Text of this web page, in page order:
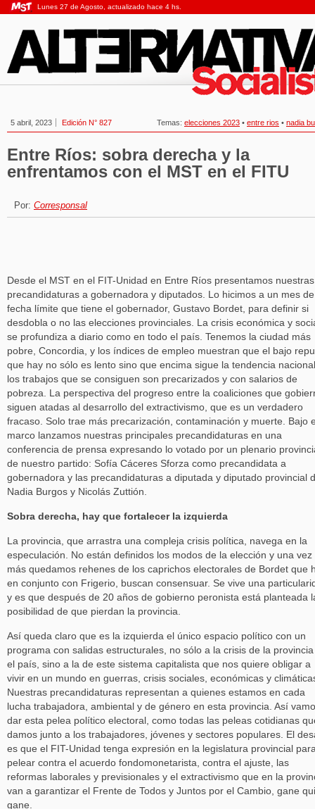
Lunes 27 de Agosto, actualizado hace 4 hs.
5 abril, 2023 Edición N° 827 Temas: elecciones 2023 • entre rios • nadia
Entre Ríos: sobra derecha y la
enfrentamos con el MST en el FITU
Por: Corresponsal
Desde el MST en el FIT-Unidad en Entre Ríos presentamos nuestras
precandidaturas a gobernadora y diputados. Lo hicimos a un mes
fecha límite que tiene el gobernador, Gustavo Bordet, para definir si
desdobla o no las elecciones provinciales. La crisis económica y
se profundiza a diario como en todo el país. Tenemos la ciudad más
pobre, Concordia, y los índices de empleo muestran que el bajo
que hay no sólo es lento sino que encima sigue la tendencia
los trabajos que se consiguen son precarizados y con salarios de
pobreza. La perspectiva del progreso entre la coaliciones que
siguen atadas al desarrollo del extractivismo, que es un verdadero
fracaso. Solo trae más precarización, contaminación y muerte. Bajo
marco lanzamos nuestras principales precandidaturas en una
conferencia de prensa expresando lo votado por un plenario
de nuestro partido: Sofía Cáceres Sforza como precandidata a
gobernadora y las precandidaturas a diputada y diputado provincial
Nadia Burgos y Nicolás Zuttión.
Sobra derecha, hay que fortalecer la izquierda
La provincia, que arrastra una compleja crisis política, navega en la
especulación. No están definidos los modos de la elección y una vez
más quedamos rehenes de los caprichos electorales de Bordet que
en conjunto con Frigerio, buscan consensuar. Se vive una
y es que después de 20 años de gobierno peronista está planteada
posibilidad de que pierdan la provincia.
Así queda claro que es la izquierda el único espacio político con un
programa con salidas estructurales, no sólo a la crisis de la
el país, sino a la de este sistema capitalista que nos quiere obligar a
vivir en un mundo en guerras, crisis sociales, económicas y
Nuestras precandidaturas representan a quienes estamos en cada
lucha trabajadora, ambiental y de género en esta provincia. Así
dar esta pelea político electoral, como todas las peleas cotidianas
damos junto a los trabajadores, jóvenes y sectores populares. El
es que el FIT-Unidad tenga expresión en la legislatura provincial
pelear contra el acuerdo fondomonetarista, contra el ajuste, las
reformas laborales y previsionales y el extractivismo que en la
van a garantizar el Frente de Todos y Juntos por el Cambio, gane
gane.